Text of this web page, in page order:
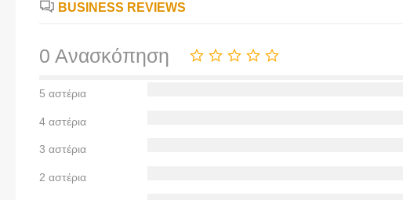
BUSINESS REVIEWS
0 Ανασκόπηση
5 αστέρια
4 αστέρια
3 αστέρια
2 αστέρια